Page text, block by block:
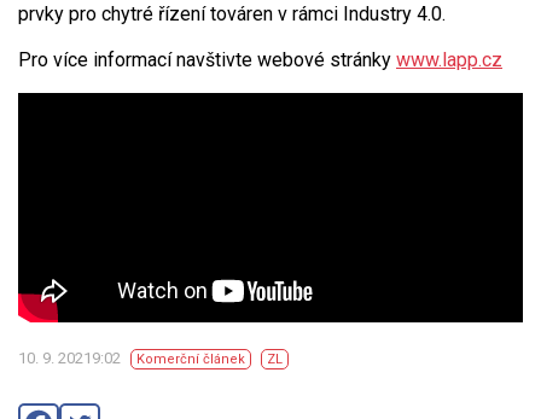
prvky pro chytré řízení továren v rámci Industry 4.0.
Pro více informací navštivte webové stránky www.lapp.cz
10. 9. 20219:02 Komerční článek ZL